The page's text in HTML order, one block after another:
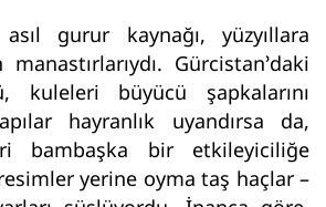
gurur kaynağı, yüzyıllara
Gürcistan’daki
kuleleri büyücü şapkalarını
hayranlık uyandırsa da,
bambaşka bir etkileyiciliğe
yerine oyma taş haçlar –